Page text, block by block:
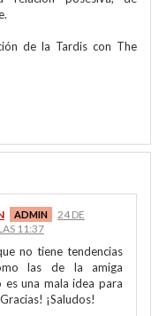
de la Tardis con The
24 DE
11:37
no tiene tendencias
las de la amiga
una mala idea para
¡Saludos!